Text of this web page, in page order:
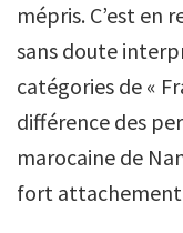
mépris. C’est en
sans doute
catégories de «
différence des
marocaine de
fort